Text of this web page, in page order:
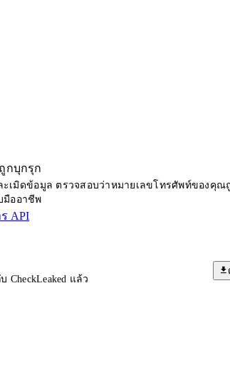
กบุกรุก
เมิดข้อมูล ตรวจสอบว่าหมายเลขโทรศัพท์ของคุณ
มืออาชีพ
API
แล้ว